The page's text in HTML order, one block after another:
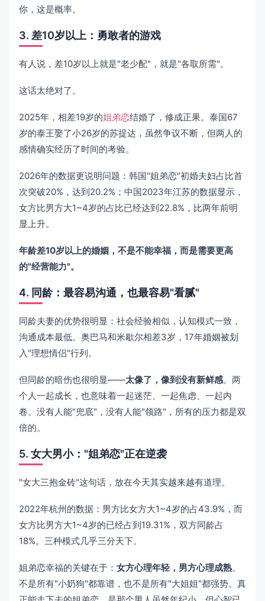
你，这是概率。
3. 差10岁以上：勇敢者的游戏
有人说，差10岁以上就是"老少配"，就是"各取所需"。
这话太绝对了。
2025年，相差19岁的姐弟恋结婚了，修成正果。泰国67
岁的泰王娶了小26岁的苏提达，虽然争议不断，但两人的
感情确实经历了时间的考验。
2026年的数据更说明问题：韩国"姐弟恋"初婚夫妇占比首
次突破20%，达到20.2%；中国2023年江苏的数据显示，
女方比男方大1~4岁的占比已经达到22.8%，比两年前明
显上升。
年龄差10岁以上的婚姻，不是不能幸福，而是需要更高
的"经营能力"。
4. 同龄：最容易沟通，也最容易"看腻"
同龄夫妻的优势很明显：社会经验相似，认知模式一致，
沟通成本最低。奥巴马和米歇尔相差3岁，17年婚姻被划
入"理想情侣"行列。
但同龄的暗伤也很明显——太像了，像到没有新鲜感。两
个人一起成长，也意味着一起迷茫、一起焦虑、一起内
卷。没有人能"兜底"，没有人能"领路"，所有的压力都是双
倍的。
5. 女大男小："姐弟恋"正在逆袭
"女大三抱金砖"这句话，放在今天其实越来越有道理。
2022年杭州的数据：男方比女方大1~4岁的占43.9%，而
女方比男方大1~4岁的已经占到19.31%，双方同龄占
18%。三种模式几乎三分天下。
姐弟恋幸福的关键在于： 女方心理年轻，男方心理成熟。
不是所有"小奶狗"都靠谱，也不是所有"大姐姐"都强势。真